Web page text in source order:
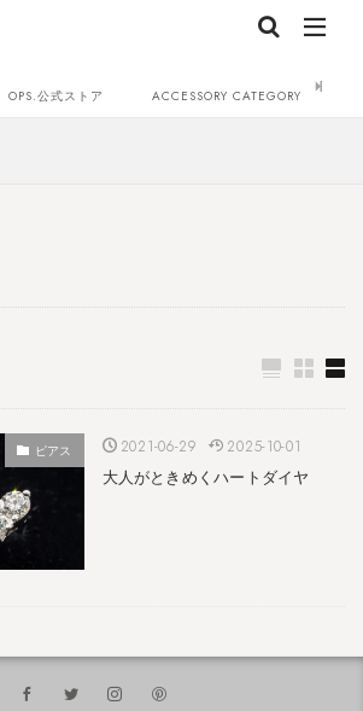
OPS.公式ストア ACCESSORY CATEGORY
ピアス 2021-06-29 2025-10-01
大人がときめくハートダイヤ